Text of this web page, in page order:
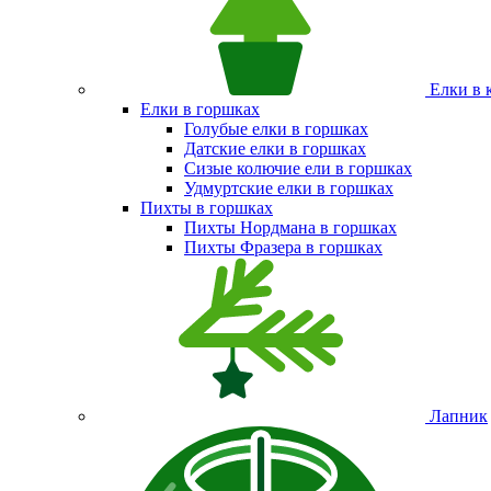
Елки в
Елки в горшках
Голубые елки в горшках
Датские елки в горшках
Сизые колючие ели в горшках
Удмуртские елки в горшках
Пихты в горшках
Пихты Нордмана в горшках
Пихты Фразера в горшках
Лапник